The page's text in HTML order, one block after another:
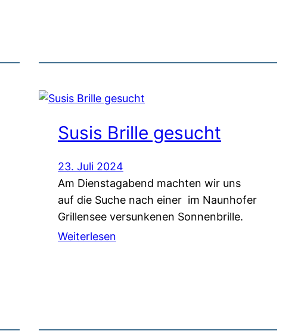
Susis Brille gesucht
23. Juli 2024
Am Dienstagabend machten wir uns
auf die Suche nach einer im Naunhofer
Grillensee versunkenen Sonnenbrille.
Weiterlesen